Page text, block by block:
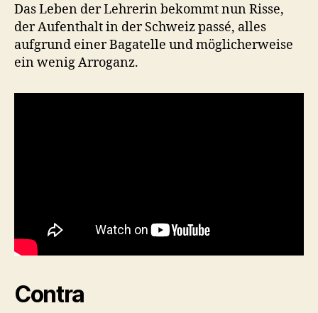
Das Leben der Lehrerin bekommt nun Risse,
der Aufenthalt in der Schweiz passé, alles
aufgrund einer Bagatelle und möglicherweise
ein wenig Arroganz.
Contra